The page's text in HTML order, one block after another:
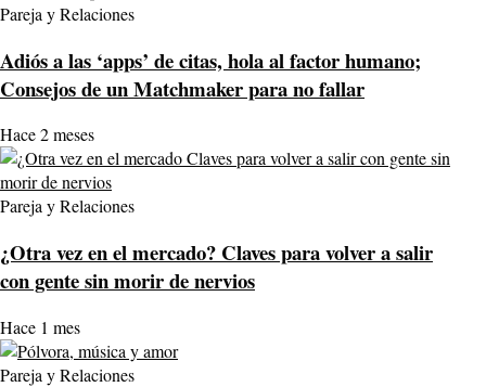
Pareja y Relaciones
Adiós a las ‘apps’ de citas, hola al factor humano;
Consejos de un Matchmaker para no fallar
Hace 2 meses
Pareja y Relaciones
¿Otra vez en el mercado? Claves para volver a salir
con gente sin morir de nervios
Hace 1 mes
Pareja y Relaciones